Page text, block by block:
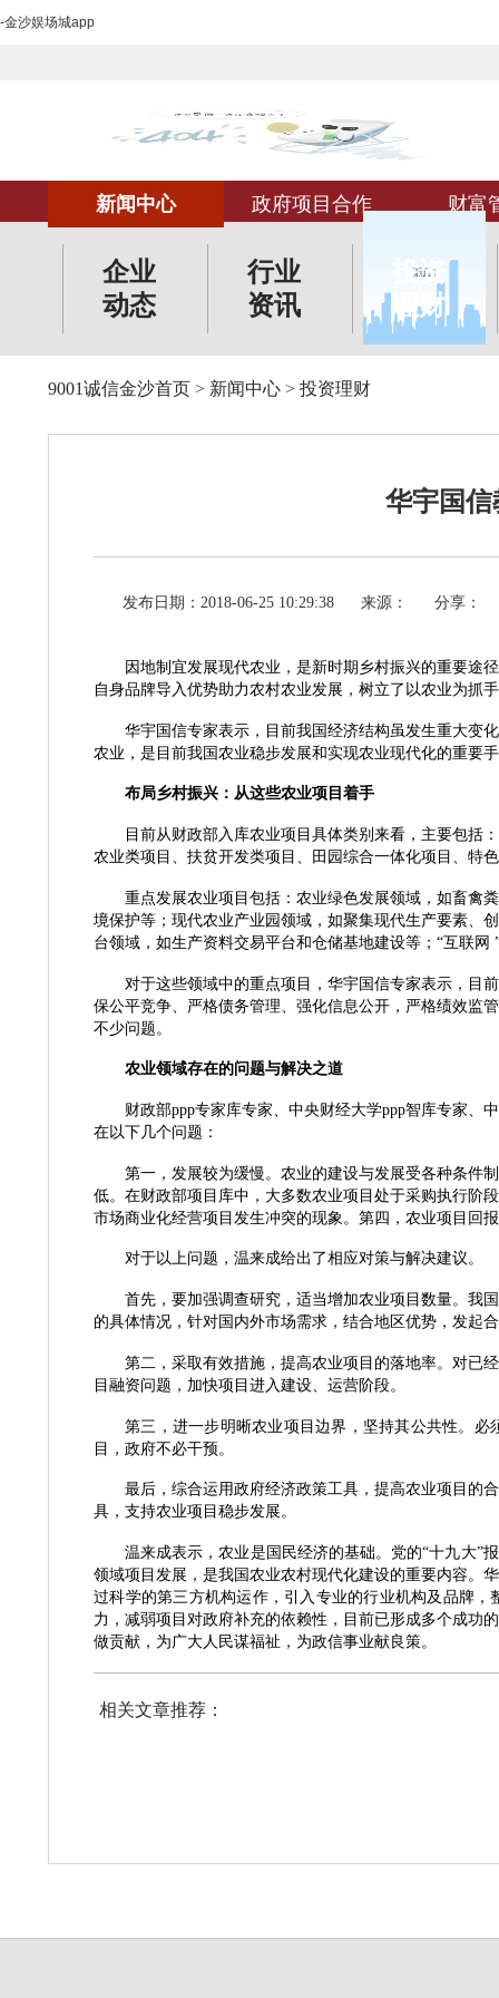
-金沙娱场城app
新闻中心 政府项目合作 财富
企业
动态
行业
资讯
投资
理财
9001诚信金沙首页 > 新闻中心 > 投资理财
华宇国
发布日期：2018-06-25 10:29:38 来源： 分享：
因地制宜发展现代农业，是新时期乡村振兴的重要途
自身品牌导入优势助力农村农业发展，树立了以农业为抓
华宇国信专家表示，目前我国经济结构虽发生重大变
农业，是目前我国农业稳步发展和实现农业现代化的重要
布局乡村振兴：从这些农业项目着手
目前从财政部入库农业项目具体类别来看，主要包括
农业类项目、扶贫开发类项目、田园综合一体化项目、特
重点发展农业项目包括：农业绿色发展领域，如畜禽
境保护等；现代农业产业园领域，如聚集现代生产要素、
台领域，如生产资料交易平台和仓储基地建设等； “互联网
对于这些领域中的重点项目，华宇国信专家表示，目
保公平竞争、严格债务管理、强化信息公开，严格绩效监
不少问题。
农业领域存在的问题与解决之道
财政部ppp专家库专家、中央财经大学ppp智库专家、
在以下几个问题：
第一，发展较为缓慢。农业的建设与发展受各种条件
低。在财政部项目库中，大多数农业项目处于采购执行阶
市场商业化经营项目发生冲突的现象。第四，农业项目回
对于以上问题，温来成给出了相应对策与解决建议。
首先，要加强调查研究，适当增加农业项目数量。我
的具体情况，针对国内外市场需求，结合地区优势，发起
第二，采取有效措施，提高农业项目的落地率。对已
目融资问题，加快项目进入建设、运营阶段。
第三，进一步明晰农业项目边界，坚持其公共性。
目，政府不必干预。
最后，综合运用政府经济政策工具，提高农业项目的
具，支持农业项目稳步发展。
温来成表示，农业是国民经济的基础。党的“十九大”
领域项目发展，是我国农业农村现代化建设的重要内容。
过科学的第三方机构运作，引入专业的行业机构及品牌
力，减弱项目对政府补充的依赖性，目前已形成多个成功
做贡献，为广大人民谋福祉，为政信事业献良策。
相关文章推荐：